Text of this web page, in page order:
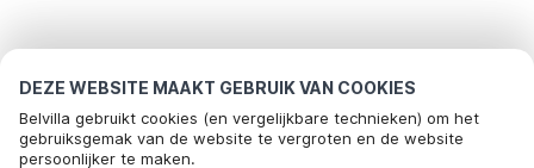
DEZE WEBSITE MAAKT GEBRUIK VAN COOKIES
Belvilla gebruikt cookies (en vergelijkbare technieken) om het
gebruiksgemak van de website te vergroten en de website
persoonlijker te maken.
Meest populaire bestemmingen voor
vakantie
Top steden met top voorzieningen voor vakantie